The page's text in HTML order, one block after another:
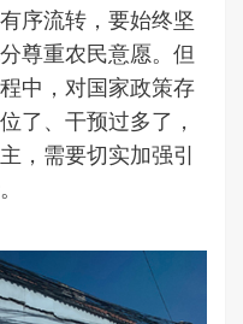
序流转，要始终坚
尊重农民意愿。但
中，对国家政策存
了、干预过多了，
，需要切实加强引